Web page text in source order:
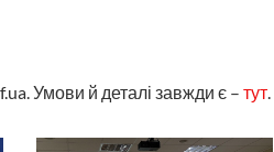
Умови й деталі завжди є – тут